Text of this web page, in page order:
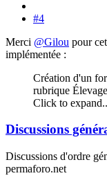
#4
Merci @Gilou pour
implémentée :
Création d'un
rubrique
Click to
Discussions
Discussions d'ordre
permaforo.net